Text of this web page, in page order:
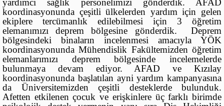
koordinasyonunda çeşitli ülkelerden yardım için gelen
ekiplere tercümanlık edilebilmesi için 3 öğretim
elemanımızı deprem bölgesine gönderdik. Deprem
bölgesindeki binaların incelenmesi amacıyla YÖK
koordinasyonunda Mühendislik Fakültemizden öğretim
elemanlarımızı deprem bölgesinde incelemelerde
bulunmaya devam ediyor. AFAD ve Kızılay
koordinasyonunda başlatılan ayni yardım kampanyasına
da Üniversitemizden çeşitli desteklerde bulunduk.
Afetten etkilenen çocuk ve erişkinlere üç farklı birimde